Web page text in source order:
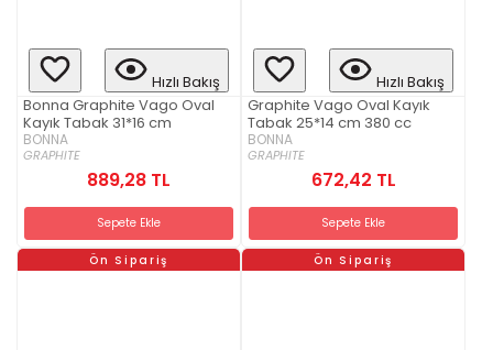
Hızlı Bakış
Bonna Graphite Vago Oval
Kayık Tabak 31*16 cm
BONNA
GRAPHITE
889,28 TL
Sepete Ekle
Hızlı Bakış
Graphite Vago Oval Kayık
Tabak 25*14 cm 380 cc
BONNA
GRAPHITE
672,42 TL
Sepete Ekle
Ön Sipariş Ön Sipariş